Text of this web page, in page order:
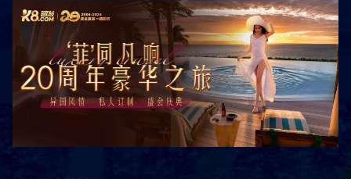
产品展示
PRODUCTS
分类
标准型套房 四